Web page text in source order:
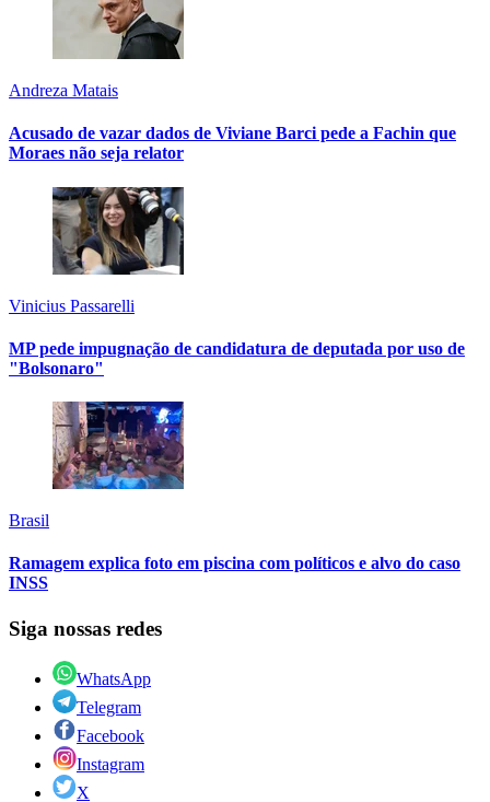
Andreza Matais
Acusado de vazar dados de Viviane Barci pede a Fachin que
Moraes não seja relator
Vinicius Passarelli
MP pede impugnação de candidatura de deputada por uso de
"Bolsonaro"
Brasil
Ramagem explica foto em piscina com políticos e alvo do caso
INSS
Siga nossas redes
WhatsApp
Telegram
Facebook
Instagram
X